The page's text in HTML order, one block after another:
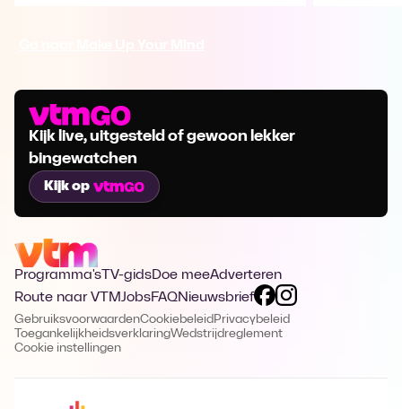
Kijk live, uitgesteld of gewoon lekker
bingewatchen
Kijk op
Programma's TV-gidsDoe meeAdverteren
Route naar VTMJobsFAQNieuwsbrief
GebruiksvoorwaardenCookiebeleid Privacybeleid
ToegankelijkheidsverklaringWedstrijdreglement
Cookie instellingen